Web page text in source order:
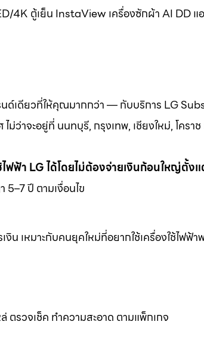
4K ตู้เย็น InstaView เครื่องซักผ้า AI DD แ
รนด์เดียวที่ให้คุณมากกว่า — กับบริการ LG
ว่าจะอยู่ที่ นนทบุรี, กรุงเทพ, เชียงใหม่, โครา
ไฟฟ้า LG ได้โดยไม่ต้องจ่ายเงินก้อนใหญ่ตั้ง
ปี ตามเงื่อนไข
เหมาะกับคนยุคใหม่ที่อยากใช้เครื่องใช้ไฟฟ้า
ตรวจเช็ค ทำความสะอาด ตามแพ็กเกจ